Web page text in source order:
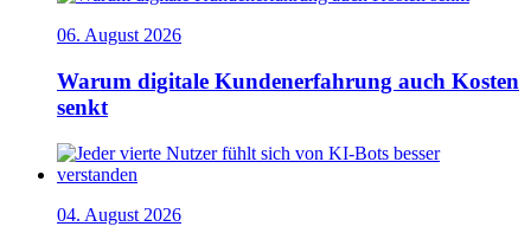
06. August 2026
Warum digitale Kundenerfahrung auch Kosten
senkt
04. August 2026